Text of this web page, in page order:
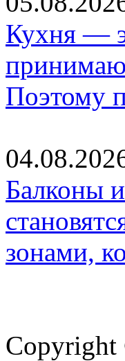
Кухня —
Поэтому
Балконы
зонами,
Copyright